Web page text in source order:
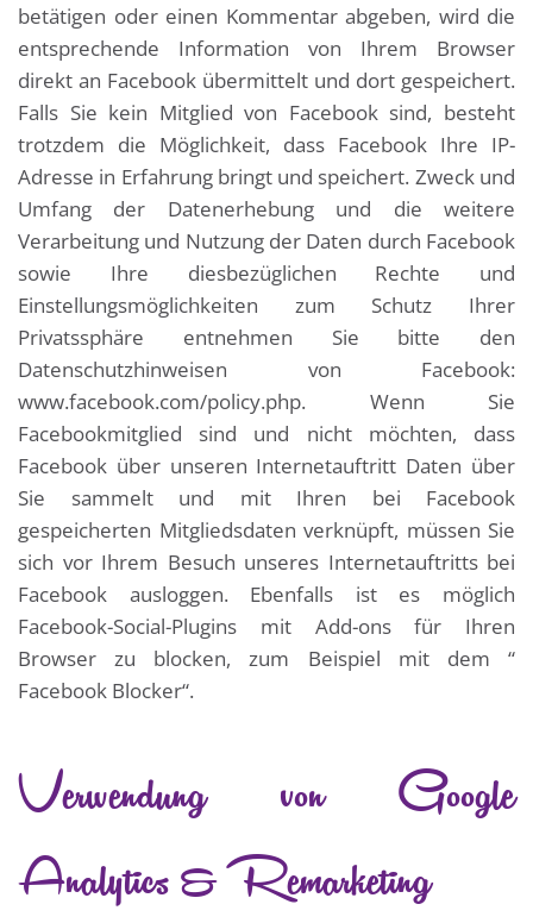
betätigen oder einen Kommentar abgeben, wird die
entsprechende Information von Ihrem Browser
direkt an Facebook übermittelt und dort gespeichert.
Falls Sie kein Mitglied von Facebook sind, besteht
trotzdem die Möglichkeit, dass Facebook Ihre IP-
Adresse in Erfahrung bringt und speichert. Zweck und
Umfang der Datenerhebung und die weitere
Verarbeitung und Nutzung der Daten durch Facebook
sowie Ihre diesbezüglichen Rechte und
Einstellungsmöglichkeiten zum Schutz Ihrer
Privatssphäre entnehmen Sie bitte den
Datenschutzhinweisen von Facebook:
www.facebook.com/policy.php. Wenn Sie
Facebookmitglied sind und nicht möchten, dass
Facebook über unseren Internetauftritt Daten über
Sie sammelt und mit Ihren bei Facebook
gespeicherten Mitgliedsdaten verknüpft, müssen Sie
sich vor Ihrem Besuch unseres Internetauftritts bei
Facebook ausloggen. Ebenfalls ist es möglich
Facebook-Social-Plugins mit Add-ons für Ihren
Browser zu blocken, zum Beispiel mit dem “
Facebook Blocker“.
Verwendung von Google
Analytics & Remarketing